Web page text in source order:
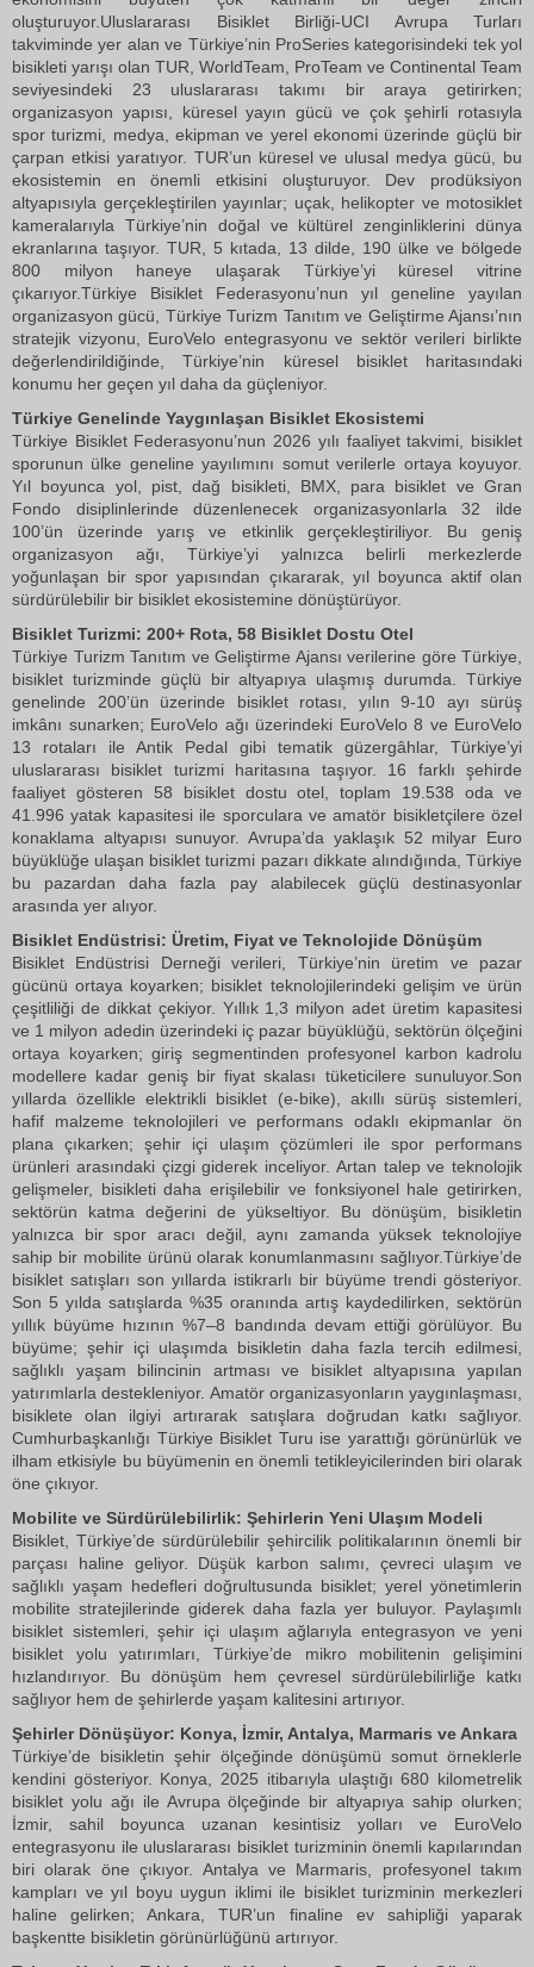
oluşturuyor.Uluslararası Bisiklet Birliği-UCI Avrupa Turları
takviminde yer alan ve Türkiye’nin ProSeries kategorisindeki tek yol
bisikleti yarışı olan TUR, WorldTeam, ProTeam ve Continental Team
seviyesindeki 23 uluslararası takımı bir araya getirirken;
organizasyon yapısı, küresel yayın gücü ve çok şehirli rotasıyla
spor turizmi, medya, ekipman ve yerel ekonomi üzerinde güçlü bir
çarpan etkisi yaratıyor. TUR’un küresel ve ulusal medya gücü, bu
ekosistemin en önemli etkisini oluşturuyor. Dev prodüksiyon
altyapısıyla gerçekleştirilen yayınlar; uçak, helikopter ve motosiklet
kameralarıyla Türkiye’nin doğal ve kültürel zenginliklerini dünya
ekranlarına taşıyor. TUR, 5 kıtada, 13 dilde, 190 ülke ve bölgede
800 milyon haneye ulaşarak Türkiye’yi küresel vitrine
çıkarıyor.Türkiye Bisiklet Federasyonu’nun yıl geneline yayılan
organizasyon gücü, Türkiye Turizm Tanıtım ve Geliştirme Ajansı’nın
stratejik vizyonu, EuroVelo entegrasyonu ve sektör verileri birlikte
değerlendirildiğinde, Türkiye’nin küresel bisiklet haritasındaki
konumu her geçen yıl daha da güçleniyor.
Türkiye Genelinde Yaygınlaşan Bisiklet Ekosistemi
Türkiye Bisiklet Federasyonu’nun 2026 yılı faaliyet takvimi, bisiklet
sporunun ülke geneline yayılımını somut verilerle ortaya koyuyor.
Yıl boyunca yol, pist, dağ bisikleti, BMX, para bisiklet ve Gran
Fondo disiplinlerinde düzenlenecek organizasyonlarla 32 ilde
100’ün üzerinde yarış ve etkinlik gerçekleştiriliyor. Bu geniş
organizasyon ağı, Türkiye’yi yalnızca belirli merkezlerde
yoğunlaşan bir spor yapısından çıkararak, yıl boyunca aktif olan
sürdürülebilir bir bisiklet ekosistemine dönüştürüyor.
Bisiklet Turizmi: 200+ Rota, 58 Bisiklet Dostu Otel
Türkiye Turizm Tanıtım ve Geliştirme Ajansı verilerine göre Türkiye,
bisiklet turizminde güçlü bir altyapıya ulaşmış durumda. Türkiye
genelinde 200’ün üzerinde bisiklet rotası, yılın 9-10 ayı sürüş
imkânı sunarken; EuroVelo ağı üzerindeki EuroVelo 8 ve EuroVelo
13 rotaları ile Antik Pedal gibi tematik güzergâhlar, Türkiye’yi
uluslararası bisiklet turizmi haritasına taşıyor. 16 farklı şehirde
faaliyet gösteren 58 bisiklet dostu otel, toplam 19.538 oda ve
41.996 yatak kapasitesi ile sporculara ve amatör bisikletçilere özel
konaklama altyapısı sunuyor. Avrupa’da yaklaşık 52 milyar Euro
büyüklüğe ulaşan bisiklet turizmi pazarı dikkate alındığında, Türkiye
bu pazardan daha fazla pay alabilecek güçlü destinasyonlar
arasında yer alıyor.
Bisiklet Endüstrisi: Üretim, Fiyat ve Teknolojide Dönüşüm
Bisiklet Endüstrisi Derneği verileri, Türkiye’nin üretim ve pazar
gücünü ortaya koyarken; bisiklet teknolojilerindeki gelişim ve ürün
çeşitliliği de dikkat çekiyor. Yıllık 1,3 milyon adet üretim kapasitesi
ve 1 milyon adedin üzerindeki iç pazar büyüklüğü, sektörün ölçeğini
ortaya koyarken; giriş segmentinden profesyonel karbon kadrolu
modellere kadar geniş bir fiyat skalası tüketicilere sunuluyor.Son
yıllarda özellikle elektrikli bisiklet (e-bike), akıllı sürüş sistemleri,
hafif malzeme teknolojileri ve performans odaklı ekipmanlar ön
plana çıkarken; şehir içi ulaşım çözümleri ile spor performans
ürünleri arasındaki çizgi giderek inceliyor. Artan talep ve teknolojik
gelişmeler, bisikleti daha erişilebilir ve fonksiyonel hale getirirken,
sektörün katma değerini de yükseltiyor. Bu dönüşüm, bisikletin
yalnızca bir spor aracı değil, aynı zamanda yüksek teknolojiye
sahip bir mobilite ürünü olarak konumlanmasını sağlıyor.Türkiye’de
bisiklet satışları son yıllarda istikrarlı bir büyüme trendi gösteriyor.
Son 5 yılda satışlarda %35 oranında artış kaydedilirken, sektörün
yıllık büyüme hızının %7–8 bandında devam ettiği görülüyor. Bu
büyüme; şehir içi ulaşımda bisikletin daha fazla tercih edilmesi,
sağlıklı yaşam bilincinin artması ve bisiklet altyapısına yapılan
yatırımlarla destekleniyor. Amatör organizasyonların yaygınlaşması,
bisiklete olan ilgiyi artırarak satışlara doğrudan katkı sağlıyor.
Cumhurbaşkanlığı Türkiye Bisiklet Turu ise yarattığı görünürlük ve
ilham etkisiyle bu büyümenin en önemli tetikleyicilerinden biri olarak
öne çıkıyor.
Mobilite ve Sürdürülebilirlik: Şehirlerin Yeni Ulaşım Modeli
Bisiklet, Türkiye’de sürdürülebilir şehircilik politikalarının önemli bir
parçası haline geliyor. Düşük karbon salımı, çevreci ulaşım ve
sağlıklı yaşam hedefleri doğrultusunda bisiklet; yerel yönetimlerin
mobilite stratejilerinde giderek daha fazla yer buluyor. Paylaşımlı
bisiklet sistemleri, şehir içi ulaşım ağlarıyla entegrasyon ve yeni
bisiklet yolu yatırımları, Türkiye’de mikro mobilitenin gelişimini
hızlandırıyor. Bu dönüşüm hem çevresel sürdürülebilirliğe katkı
sağlıyor hem de şehirlerde yaşam kalitesini artırıyor.
Şehirler Dönüşüyor: Konya, İzmir, Antalya, Marmaris ve Ankara
Türkiye’de bisikletin şehir ölçeğinde dönüşümü somut örneklerle
kendini gösteriyor. Konya, 2025 itibarıyla ulaştığı 680 kilometrelik
bisiklet yolu ağı ile Avrupa ölçeğinde bir altyapıya sahip olurken;
İzmir, sahil boyunca uzanan kesintisiz yolları ve EuroVelo
entegrasyonu ile uluslararası bisiklet turizminin önemli kapılarından
biri olarak öne çıkıyor. Antalya ve Marmaris, profesyonel takım
kampları ve yıl boyu uygun iklimi ile bisiklet turizminin merkezleri
haline gelirken; Ankara, TUR’un finaline ev sahipliği yaparak
başkentte bisikletin görünürlüğünü artırıyor.